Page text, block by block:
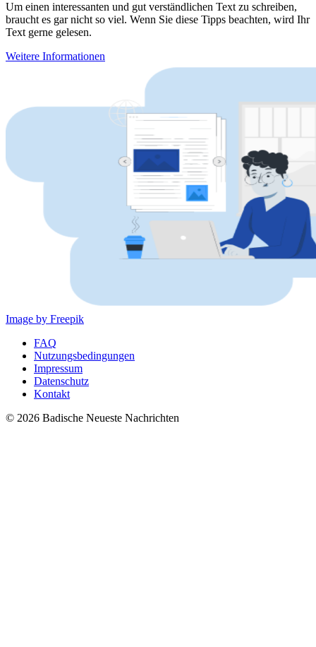
Um einen interessanten und gut verständlichen Text zu schreiben,
braucht es gar nicht so viel. Wenn Sie diese Tipps beachten, wird Ihr
Text gerne gelesen.
Weitere Informationen
Image by Freepik
FAQ
Nutzungsbedingungen
Impressum
Datenschutz
Kontakt
© 2026 Badische Neueste Nachrichten